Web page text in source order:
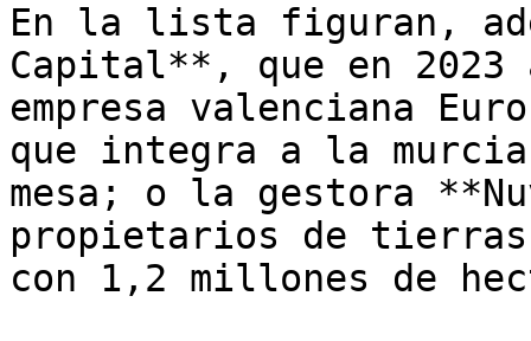
En la lista figuran,
Capital**, que en
empresa valenciana
que integra a la
mesa; o la gestora
propietarios de
con 1,2 millones de